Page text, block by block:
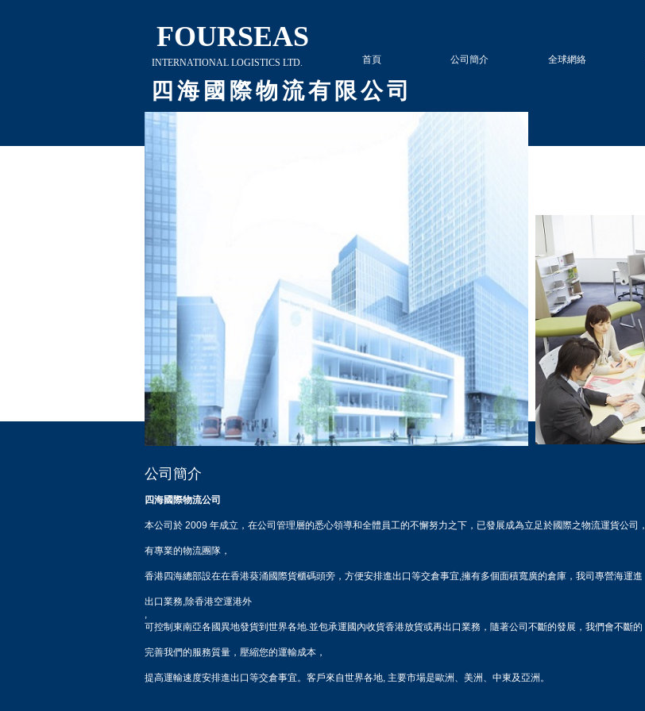
公司簡介
FOURSEAS
INTERNATIONAL LOGISTICS LTD. 首頁 公司簡介 全球網絡
四 海 國 際 物 流 有 限 公 司
四海國際物流公司
本公司於 2009 年成立，在公司管理層的悉心領導和全體員工的不懈努力之下，已發展成為立足於國際之物流運貨公司，
有專業的物流團隊，
香港四海總部設在在香港葵涌國際貨櫃碼頭旁，方便安排進出口等交倉事宜,擁有多個面積寬廣的倉庫，我司專營海運進
出口業務,除香港空運港外
,
可控制東南亞各國異地發貨到世界各地.並包承運國內收貨香港放貨或再出口業務，隨著公司不斷的發展，我們會不斷的
完善我們的服務質量，壓縮您的運輸成本，
提高運輸速度安排進出口等交倉事宜。客戶來自世界各地, 主要市場是歐洲、美洲、中東及亞洲。